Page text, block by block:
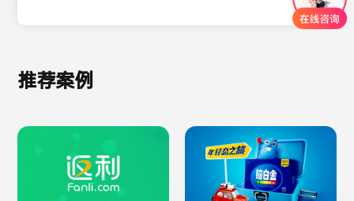
推荐案例